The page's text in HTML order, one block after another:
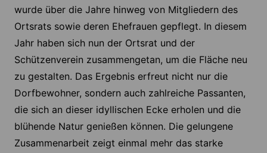
wurde über die Jahre hinweg von Mitgliedern des
Ortsrats sowie deren Ehefrauen gepflegt. In diesem
Jahr haben sich nun der Ortsrat und der
Schützenverein zusammengetan, um die Fläche neu
zu gestalten. Das Ergebnis erfreut nicht nur die
Dorfbewohner, sondern auch zahlreiche Passanten,
die sich an dieser idyllischen Ecke erholen und die
blühende Natur genießen können. Die gelungene
Zusammenarbeit zeigt einmal mehr das starke